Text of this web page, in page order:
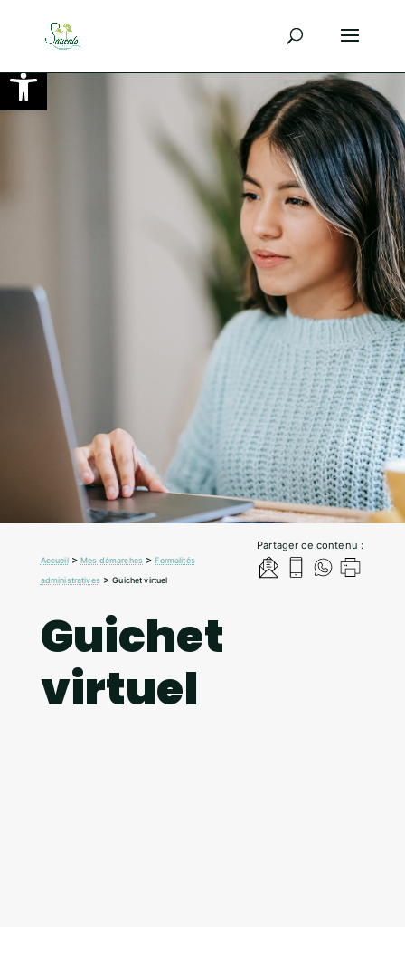
Ouvrir la barre d’outils
Partager ce contenu :
Accueil>Mes démarches >Formalités
administratives>Guichet virtuel
Guichet
virtuel